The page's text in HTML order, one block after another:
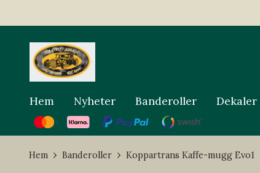
Hem Nyheter Banderoller Dekaler
Hem Banderoller Koppartrans Kaffe-mugg Evo1